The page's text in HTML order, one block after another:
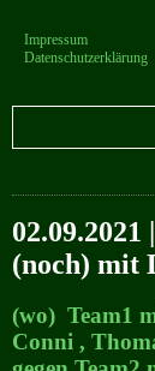
Impressum
Datenschutzerklärung
(noch) mit
(wo) Team1
Conni ,